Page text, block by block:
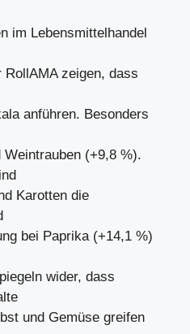
im Lebensmittelhandel
RollAMA zeigen, dass
anführen. Besonders
(+9,8 %).
Karotten die
bei Paprika (+14,1 %)
wider, dass
und Gemüse greifen